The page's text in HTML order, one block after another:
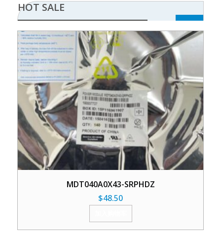
HOT SALE
MDT040A0X43-SRPHDZ
$48.50